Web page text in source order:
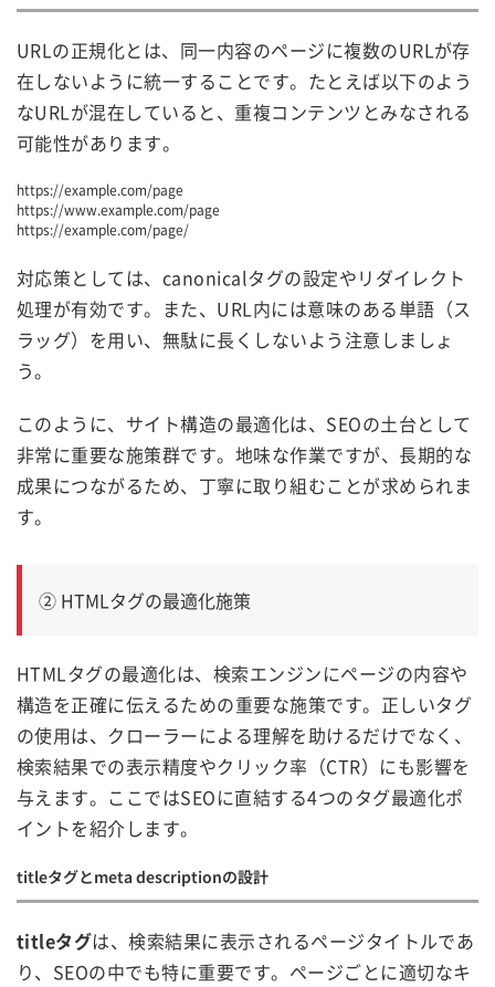
URLの正規化とは、同一内容のページに複数のURLが存
在しないように統一することです。たとえば以下のよう
なURLが混在していると、重複コンテンツとみなされる
可能性があります。
https://example.com/page
https://www.example.com/page
https://example.com/page/
対応策としては、canonicalタグの設定やリダイレクト
処理が有効です。また、URL内には意味のある単語（ス
ラッグ）を用い、無駄に長くしないよう注意しましょ
う。
このように、サイト構造の最適化は、SEOの土台として
非常に重要な施策群です。地味な作業ですが、長期的な
成果につながるため、丁寧に取り組むことが求められま
す。
② HTMLタグの最適化施策
HTMLタグの最適化は、検索エンジンにページの内容や
構造を正確に伝えるための重要な施策です。正しいタグ
の使用は、クローラーによる理解を助けるだけでなく、
検索結果での表示精度やクリック率（CTR）にも影響を
与えます。ここではSEOに直結する4つのタグ最適化ポ
イントを紹介します。
titleタグとmeta descriptionの設計
titleタグは、検索結果に表示されるページタイトルであ
り、SEOの中でも特に重要です。ページごとに適切なキ